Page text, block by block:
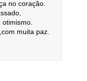
no coração.
muita paz.